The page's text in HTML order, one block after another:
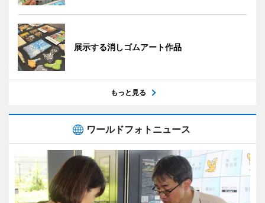
展示する消しゴムアート作品
もっと見る
ワールドフォトニュース